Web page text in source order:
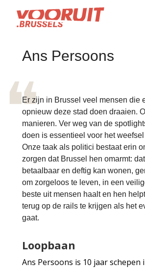
Ans Persoons
Er zijn in Brussel veel mensen die
opnieuw deze stad doen draaien.
manieren. Ver weg van de
doen is essentieel voor het
Onze taak als politici bestaat erin
zorgen dat Brussel hen omarmt:
betaalbaar en deftig kan wonen,
om zorgeloos te leven, in een
beste uit mensen haalt en hen
terug op de rails te krijgen als het
gaat.
Loopbaan
Ans Persoons is 10 jaar schepen